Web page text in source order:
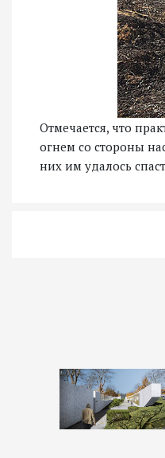
Отмечается, что
огнем со стороны
них им удалось